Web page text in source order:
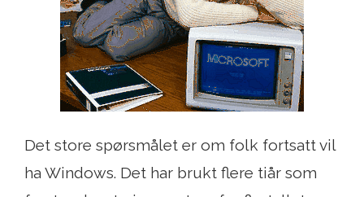
Det store spørsmålet er om folk fortsatt vil
ha Windows. Det har brukt flere tiår som